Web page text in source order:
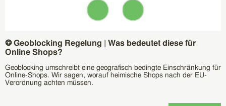
❂ Geoblocking Regelung | Was bedeutet diese für
Online Shops?
Geoblocking umschreibt eine geografisch bedingte Einschränkung für
Online-Shops. Wir sagen, worauf heimische Shops nach der EU-
Verordnung achten müssen.